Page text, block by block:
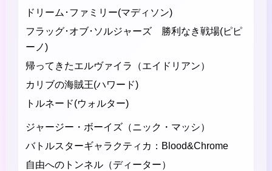
ドリーム･ファミリー(マディソン)
フラッグ･オブ･ソルジャーズ 勝利なき戦場(ピピ
ーノ)
帰ってきたエルヴァイラ（エイドリアン）
カリブの海賊王(ハワード)
トルネード(ウォルター)
ジャージー・ボーイズ（ニック・マッシ）
バトルスターギャラクティカ：Blood&Chrome
自由へのトンネル（ディーター）